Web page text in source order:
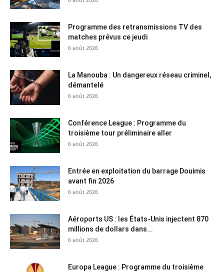
Programme des retransmissions TV des
matches prévus ce jeudi
6 août 2026
La Manouba : Un dangereux réseau criminel,
démantelé
6 août 2026
Conférence League : Programme du
troisième tour préliminaire aller
6 août 2026
Entrée en exploitation du barrage Douimis
avant fin 2026
6 août 2026
Aéroports US : les États-Unis injectent 870
millions de dollars dans...
6 août 2026
Europa League : Programme du troisième